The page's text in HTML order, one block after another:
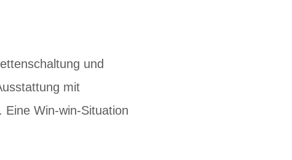
und
mit
Win-win-Situation